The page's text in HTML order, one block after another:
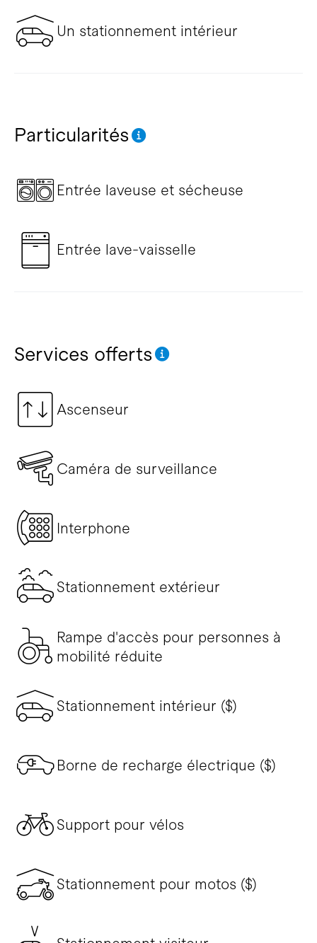
Un stationnement intérieur
Particularités
Entrée laveuse et sécheuse
Entrée lave-vaisselle
Services offerts
Ascenseur
Caméra de surveillance
Interphone
Stationnement extérieur
Rampe d'accès pour personnes à
mobilité réduite
Stationnement intérieur ($)
Borne de recharge électrique ($)
Support pour vélos
Stationnement pour motos ($)